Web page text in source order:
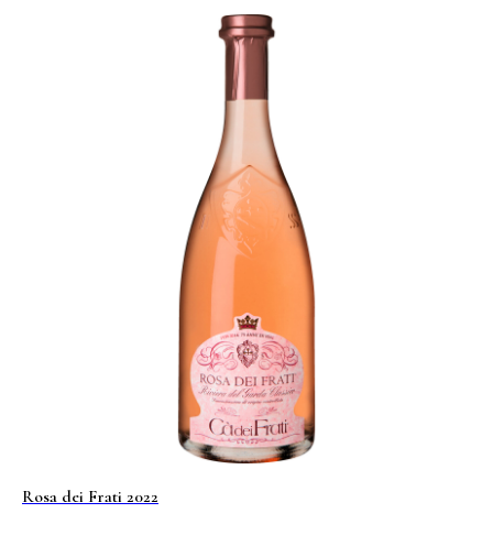
Rosa dei Frati 2022